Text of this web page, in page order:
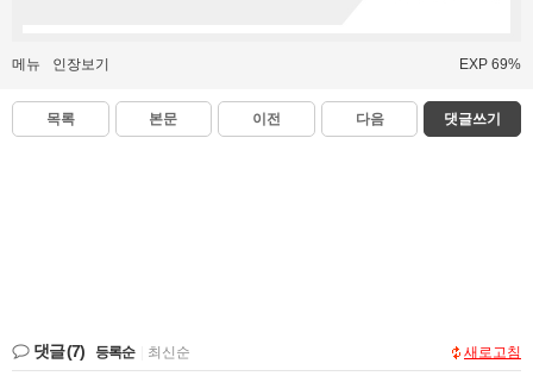
메뉴 인장보기 EXP 69%
목록 본문 이전 다음 댓글쓰기
댓글(7) 등록순 최신순 새로고침